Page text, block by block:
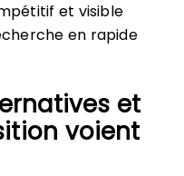
et visible
en rapide
et
voient